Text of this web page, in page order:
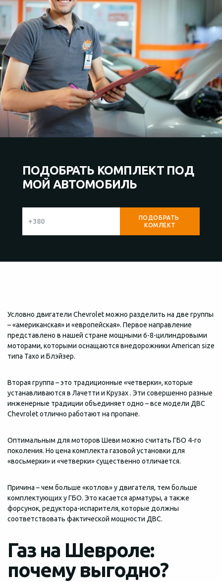
ПОДОБРАТЬ КОМПЛЕКТ ПОД
МОЙ АВТОМОБИЛЬ
Условно двигатели Chevrolet можно разделить на две группы
– «американская» и «европейская». Первое направление
представлено в нашей стране мощными 6-8-цилиндровыми
моторами, которыми оснащаются внедорожники American size
типа Тахо и Блэйзер.
Вторая группа – это традиционные «четверки», которые
устанавливаются в Лачетти и Крузах . Эти совершенно разные
инженерные традиции объединяет одно – все модели ДВС
Chevrolet отлично работают на пропане.
Оптимальным для моторов Шеви можно считать ГБО 4-го
поколения. Но цена комплекта газовой установки для
«восьмерки» и «четверки» существенно отличается.
Причина – чем больше «котлов» у двигателя, тем больше
комплектующих у ГБО. Это касается арматуры, а также
форсунок, редуктора-испарителя, которые должны
соответствовать фактической мощности ДВС.
Газ на Шевроле:
почему выгодно?